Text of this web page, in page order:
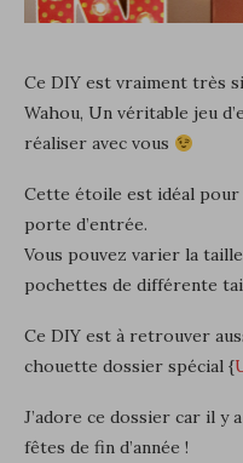
Ce DIY est vraiment très
Wahou, Un véritable jeu
réaliser avec vous
Cette étoile est idéal
porte d’entrée.
Vous pouvez varier la
pochettes de différente
Ce DIY est à retrouver
chouette dossier spécial {
J’adore ce dossier car il y
fêtes de fin d’année !